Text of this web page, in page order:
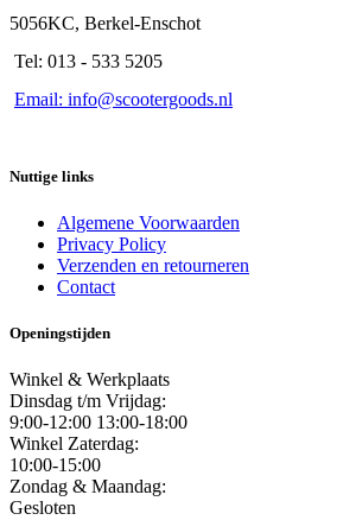
5056KC, Berkel-Enschot
Tel: 013 - 533 5205
Email: info@scootergoods.nl
Nuttige links
Algemene Voorwaarden
Privacy Policy
Verzenden en retourneren
Contact
Openingstijden
Winkel & Werkplaats
Dinsdag t/m Vrijdag:
9:00-12:00 13:00-18:00
Winkel Zaterdag:
10:00-15:00
Zondag & Maandag:
Gesloten